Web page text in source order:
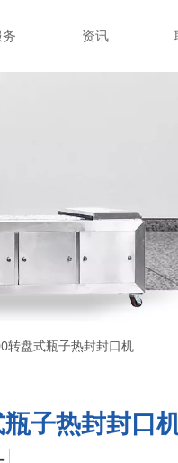
资讯
转盘式瓶子热封封口机
子热封封口